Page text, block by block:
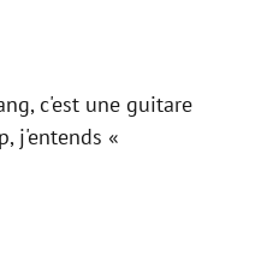
c'est une guitare
j'entends «